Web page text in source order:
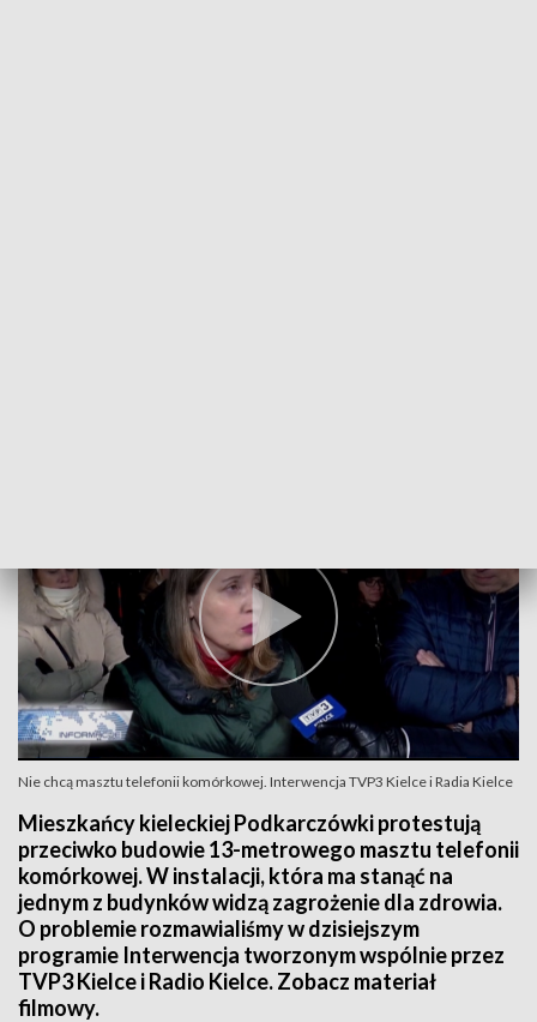
Nie chcą masztu telefonii komórkowej. Interwencja TVP3 Kielce i Radia Kielce
Mieszkańcy kieleckiej Podkarczówki protestują
przeciwko budowie 13-metrowego masztu telefonii
komórkowej. W instalacji, która ma stanąć na
jednym z budynków widzą zagrożenie dla zdrowia.
O problemie rozmawialiśmy w dzisiejszym
programie Interwencja tworzonym wspólnie przez
TVP3 Kielce i Radio Kielce. Zobacz materiał
filmowy.